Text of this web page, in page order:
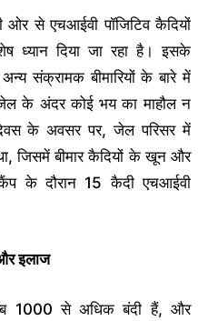
से एचआईवी पॉजिटिव कैदियों
ध्यान दिया जा रहा है। इसके
संक्रामक बीमारियों के बारे में
के अंदर कोई भय का माहौल न
के अवसर पर, जेल परिसर में
जिसमें बीमार कैदियों के खून और
के दौरान 15 कैदी एचआईवी
इलाज
1000 से अधिक बंदी हैं, और